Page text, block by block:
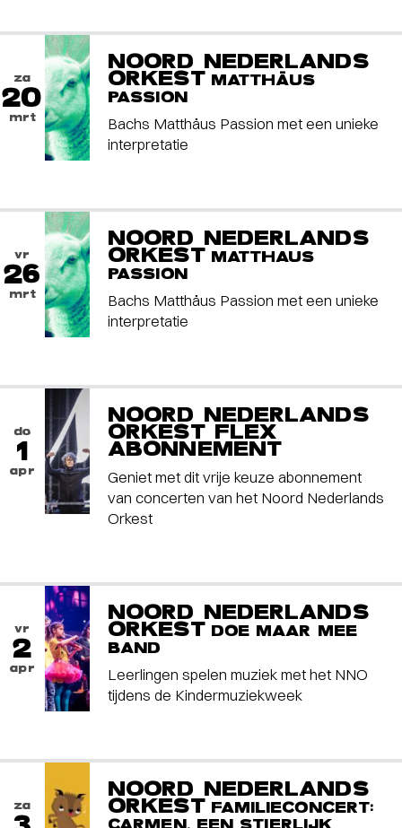
za
20
mrt
NOORD NEDERLANDS
ORKEST MATTHÄUS
PASSION
Bachs Matthäus Passion met een unieke
interpretatie
vr
26
mrt
NOORD NEDERLANDS
ORKEST MATTHAUS
PASSION
Bachs Matthäus Passion met een unieke
interpretatie
do
1
apr
NOORD NEDERLANDS
ORKEST FLEX
ABONNEMENT
Geniet met dit vrije keuze abonnement
van concerten van het Noord Nederlands
Orkest
vr
2
apr
NOORD NEDERLANDS
ORKEST DOE MAAR MEE
BAND
Leerlingen spelen muziek met het NNO
tijdens de Kindermuziekweek
za
NOORD NEDERLANDS
ORKEST FAMILIECONCERT: